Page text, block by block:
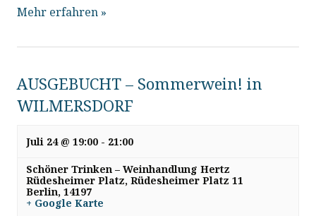
n
n
a
v
g
Mehr erfahren »
AUSGEBUCHT – Sommerwein! in
WILMERSDORF
Juli 24 @ 19:00 - 21:00
Schöner Trinken – Weinhandlung Hertz
Rüdesheimer Platz,Rüdesheimer Platz 11
Berlin, 14197
+ Google Karte